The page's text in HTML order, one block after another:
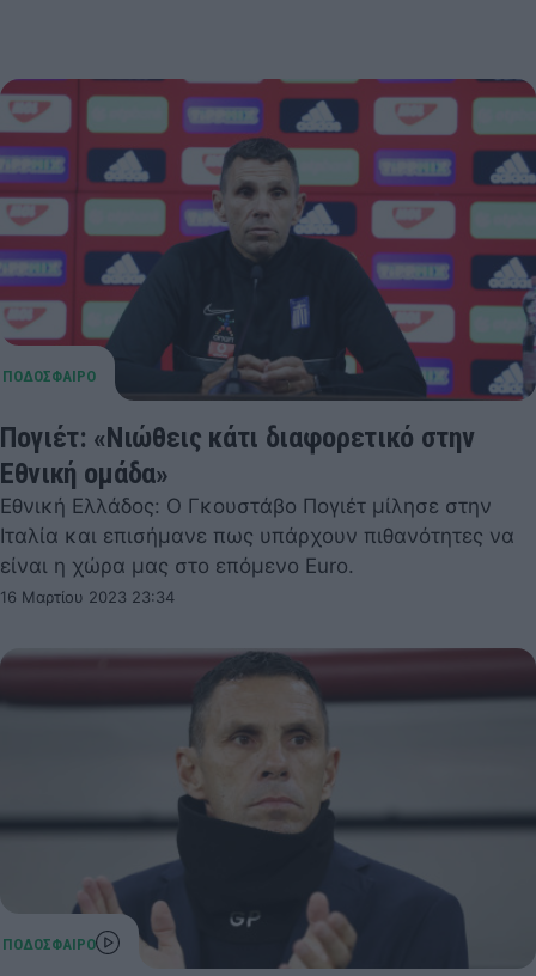
Πογιέτ: «Νιώθεις κάτι διαφορετικό στην
Εθνική ομάδα»
Εθνική Ελλάδος: Ο Γκουστάβο Πογιέτ μίλησε στην
Ιταλία και επισήμανε πως υπάρχουν πιθανότητες να
είναι η χώρα μας στο επόμενο Euro.
16 Μαρτίου 2023 23:34